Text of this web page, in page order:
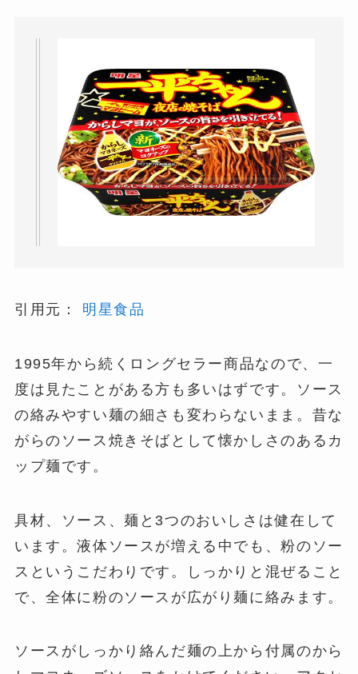
引用元： 明星食品
1995年から続くロングセラー商品なので、一
度は見たことがある方も多いはずです。ソース
の絡みやすい麺の細さも変わらないまま。昔な
がらのソース焼きそばとして懐かしさのあるカ
ップ麺です。
具材、ソース、麺と3つのおいしさは健在して
います。液体ソースが増える中でも、粉のソー
スというこだわりです。しっかりと混ぜること
で、全体に粉のソースが広がり麺に絡みます。
ソースがしっかり絡んだ麺の上から付属のから